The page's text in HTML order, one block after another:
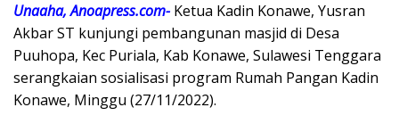
Unaaha, Anoapress.com- Ketua Kadin Konawe, Yusran
Akbar ST kunjungi pembangunan masjid di Desa
Puuhopa, Kec Puriala, Kab Konawe, Sulawesi Tenggara
serangkaian sosialisasi program Rumah Pangan Kadin
Konawe, Minggu (27/11/2022).